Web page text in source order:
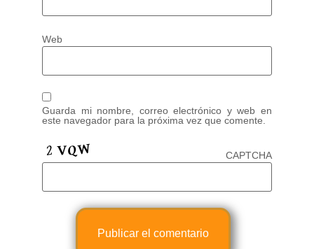
Web
Guarda mi nombre, correo electrónico y web en
este navegador para la próxima vez que comente.
CAPTCHA